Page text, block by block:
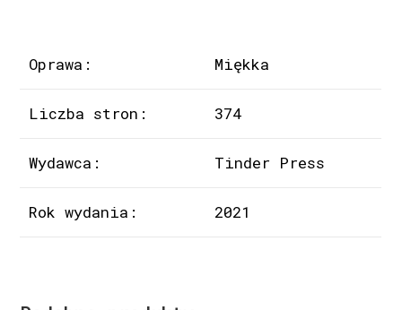
Oprawa: Miękka
Liczba stron: 374
Wydawca: Tinder Press
Rok wydania: 2021